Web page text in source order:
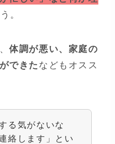
。
体調が悪い、家庭の
できた などもオスス
る気がないな
絡します」とい